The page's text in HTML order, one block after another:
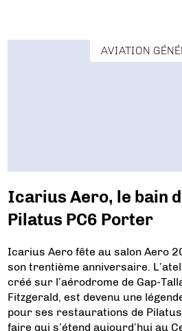
AVIATION
Icarius Aero, le bain
Pilatus PC6 Porter
Icarius Aero fête au salon Aero
son trentième anniversaire.
créé sur l’aérodrome de Gap-
Fitzgerald, est devenu une
pour ses restaurations de
faire qui s’étend aujourd’hui au